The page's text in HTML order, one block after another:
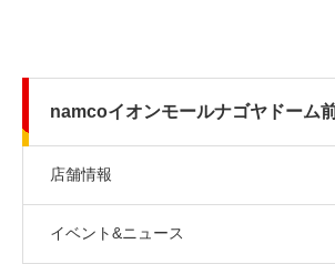
namcoイオンモールナゴヤドーム
店舗情報
イベント&ニュース